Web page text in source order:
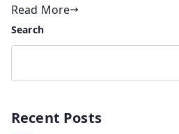
Read More
Search
Recent Posts